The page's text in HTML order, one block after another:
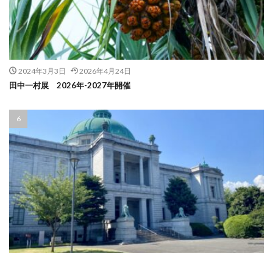
2024年3月3日 2026年4月24日
田中一村展 2026年-2027年開催